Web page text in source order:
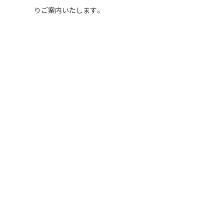
りご案内いたします。